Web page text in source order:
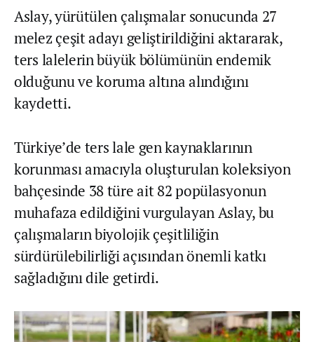
Aslay, yürütülen çalışmalar sonucunda 27
melez çeşit adayı geliştirildiğini aktararak,
ters lalelerin büyük bölümünün endemik
olduğunu ve koruma altına alındığını
kaydetti.
Türkiye’de ters lale gen kaynaklarının
korunması amacıyla oluşturulan koleksiyon
bahçesinde 38 türe ait 82 popülasyonun
muhafaza edildiğini vurgulayan Aslay, bu
çalışmaların biyolojik çeşitliliğin
sürdürülebilirliği açısından önemli katkı
sağladığını dile getirdi.